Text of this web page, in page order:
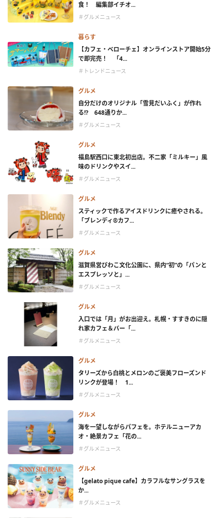
食！ 編集部イチオ...
＃グルメニュース
暮らす
【カフェ・ベローチェ】オンラインストア開始5分
で即完売！ 「4...
＃トレンドニュース
グルメ
自分だけのオリジナル「雪見だいふく」が作れ
る!? 648通りか...
＃グルメニュース
グルメ
福島駅西口に東北初出店。不二家「ミルキー」風
味のドリンクやスイ...
＃グルメニュース
グルメ
スティックで作るアイスドリンクに癒やされる。
「ブレンディ®カフ...
＃グルメニュース
グルメ
滋賀県営びわこ文化公園に、県内“初”の「パンと
エスプレッソと」...
＃グルメニュース
グルメ
入口では「月」がお出迎え。札幌・すすきのに隠
れ家カフェ＆バー「...
＃グルメニュース
グルメ
タリーズから白桃とメロンのご褒美フローズンド
リンクが登場！ 1...
＃グルメニュース
グルメ
海を一望しながらパフェを。ホテルニューアカ
オ・絶景カフェ「花の...
＃グルメニュース
グルメ
【gelato pique cafe】カラフルなサングラスを
か...
＃グルメニュース